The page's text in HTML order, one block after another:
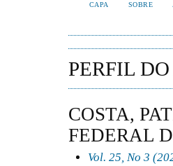
CAPA SOBRE
PERFIL
COSTA,
FEDERAL
Vol. 25, No 3